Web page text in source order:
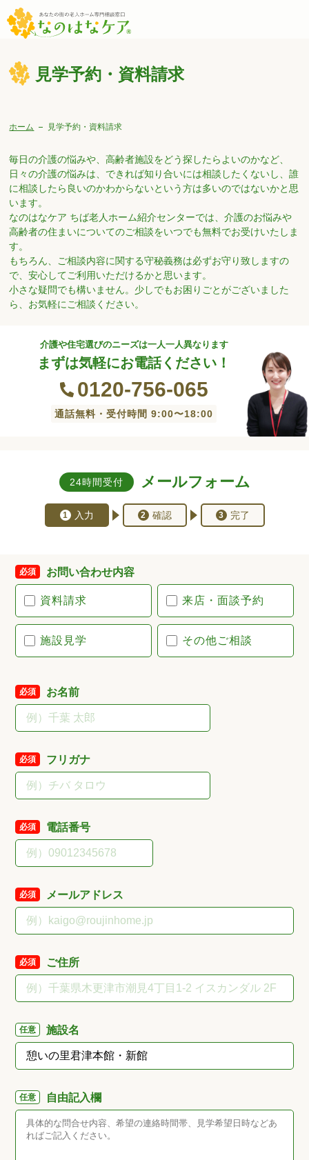
見学予約・資料請求
ホーム 見学予約・資料請求
毎日の介護の悩みや、高齢者施設をどう探したらよいのかなど、
日々の介護の悩みは、できれば知り合いには相談したくないし、誰
に相談したら良いのかわからないという方は多いのではないかと思
います。
なのはなケア ちば老人ホーム紹介センターでは、介護のお悩みや
高齢者の住まいについてのご相談をいつでも無料でお受けいたしま
す。
もちろん、ご相談内容に関する守秘義務は必ずお守り致しますの
で、安心してご利用いただけるかと思います。
小さな疑問でも構いません。少しでもお困りごとがございました
ら、お気軽にご相談ください。
介護や住宅選びのニーズは一人一人異なります
まずは気軽にお電話ください！
0120-756-065
通話無料・受付時間 9:00〜18:00
24時間受付 メールフォーム
1 入力 2 確認 3 完了
必須 お問い合わせ内容
資料請求 来店・面談予約
施設見学 その他ご相談
必須 お名前
必須 フリガナ
必須 電話番号
必須 メールアドレス
必須 ご住所
任意 施設名
任意 自由記入欄